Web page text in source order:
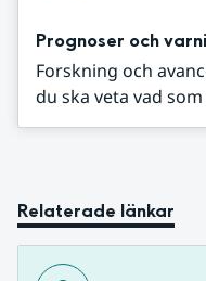
Prognoser och
Forskning och
du ska veta vad som
Relaterade länkar